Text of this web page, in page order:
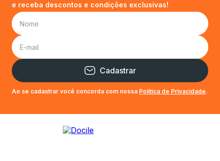
e receba descontos e condições exclusivas!
Cadastrar
Ao se cadastrar você concorda com nossa Política de Privacidade.